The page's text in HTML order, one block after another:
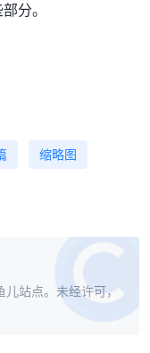
分。
缩略图
儿站点。未经许可，